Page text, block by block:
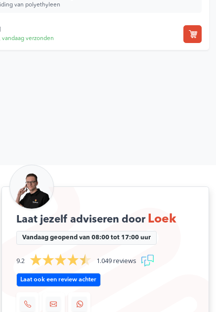
van polyethyleen
vandaag verzonden
Laat jezelf adviseren door Loek
Vandaag geopend van 08:00 tot 17:00 uur
9.2 1.049 reviews
Laat ook een review achter